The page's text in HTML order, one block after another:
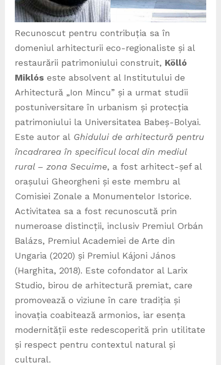
Recunoscut pentru contribuția sa în
domeniul arhitecturii eco-regionaliste și al
restaurării patrimoniului construit, Kölló
Miklós este absolvent al Institutului de
Arhitectură „Ion Mincu” și a urmat studii
postuniversitare în urbanism și protecția
patrimoniului la Universitatea Babeș-Bolyai.
Este autor al Ghidului de arhitectură pentru
încadrarea în specificul local din mediul
rural – zona Secuime, a fost arhitect-șef al
orașului Gheorgheni și este membru al
Comisiei Zonale a Monumentelor Istorice.
Activitatea sa a fost recunoscută prin
numeroase distincții, inclusiv Premiul Orbán
Balázs, Premiul Academiei de Arte din
Ungaria (2020) și Premiul Kájoni János
(Harghita, 2018). Este cofondator al Larix
Studio, birou de arhitectură premiat, care
promovează o viziune în care tradiția și
inovația coabitează armonios, iar esența
modernității este redescoperită prin utilitate
și respect pentru contextul natural și
cultural.